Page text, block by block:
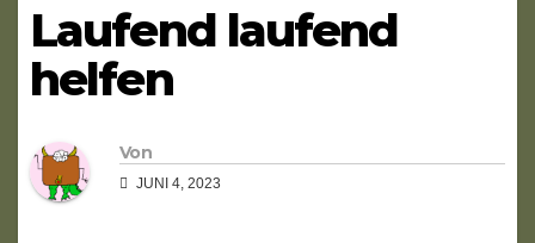
Laufend laufend
helfen
Von
JUNI 4, 2023